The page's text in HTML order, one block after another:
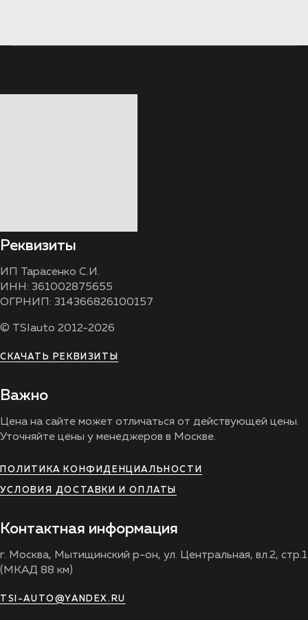
Реквизиты
ИП Тарасенко С.И.
ИНН: 361002875655
ОГРНИП: 314366826100157
© TSIauto 2012-2026
СКАЧАТЬ РЕКВИЗИТЫ
Важно
Цена на сайте может отличаться от действующей цены.
Уточняйте цены у менеджеров в Москве.
ПОЛИТИКА КОНФИДЕНЦИАЛЬНОСТИ
УСЛОВИЯ ДОСТАВКИ И ОПЛАТЫ
Контактная информация
г. Москва, Мытищинский р-он, ул. Центральная, вл.2, стр.1
(МКАД 88 км)
TSI-AUTO@YANDEX.RU